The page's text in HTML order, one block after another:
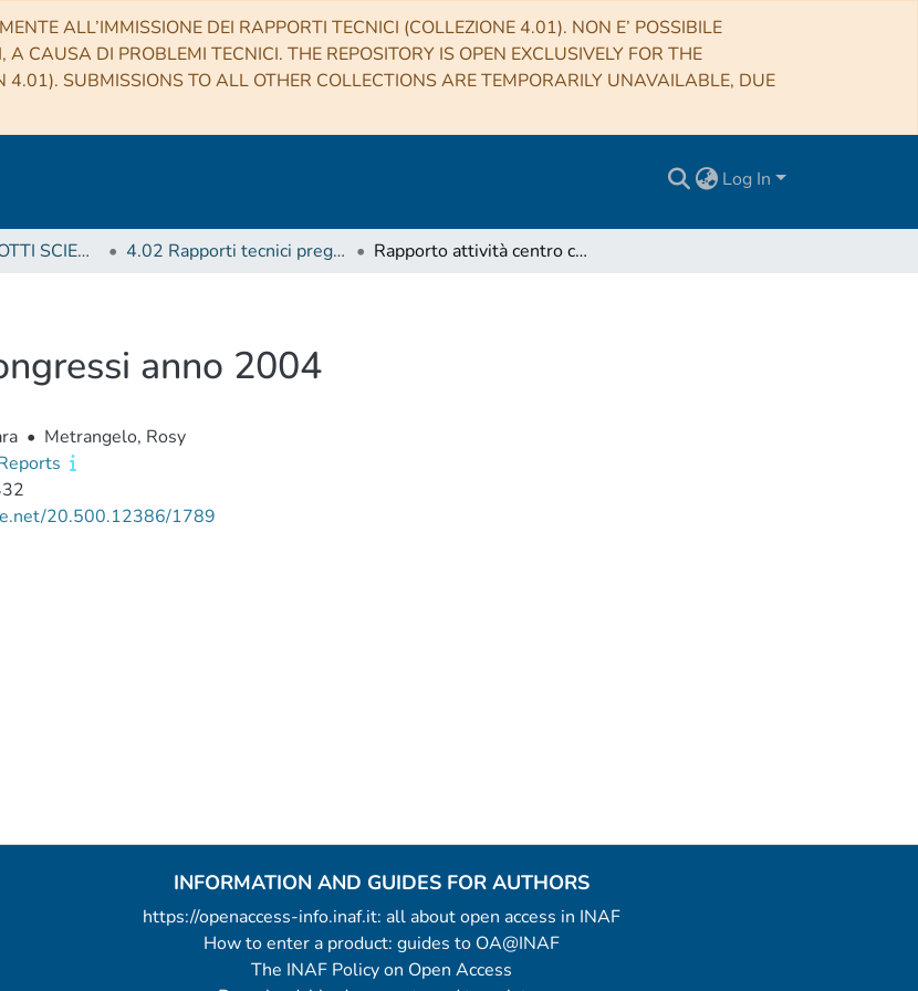
ALL’IMMISSIONE DEI RAPPORTI TECNICI (COLLEZIONE 4.01). NON E’ POSSIBILE
CAUSA DI PROBLEMI TECNICI. THE REPOSITORY IS OPEN EXCLUSIVELY FOR THE
SUBMISSIONS TO ALL OTHER COLLECTIONS ARE TEMPORARILY UNAVAILABLE, DUE
Log In
4 ALTRI PRODOTTI SCIENTIFICI (Other scientific products) 4.02 Rapporti tecnici pregressi Rapporto attività centro congressi anno 2004
anno 2004
• Metrangelo, Rosy
20.500.12386/1789
INFORMATION AND GUIDES FOR AUTHORS
https://openaccess-info.inaf.it: all about open access in INAF
How to enter a product: guides to OA@INAF
The INAF Policy on Open Access